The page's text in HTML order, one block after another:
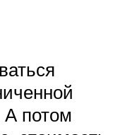
потом